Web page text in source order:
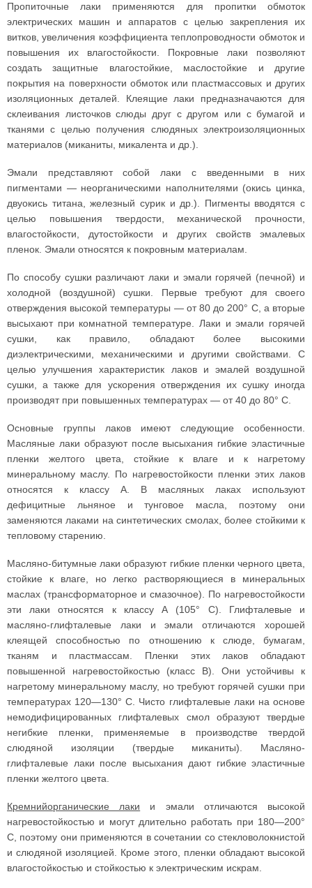
Пропиточные лаки применяются для пропитки обмоток
электрических машин и аппаратов с целью закрепления их
витков, увеличения коэффициента теплопроводности обмоток и
повышения их влагостойкости. Покровные лаки позволяют
создать защитные влагостойкие, маслостойкие и другие
покрытия на поверхности обмоток или пластмассовых и других
изоляционных деталей. Клеящие лаки предназначаются для
склеивания листочков слюды друг с другом или с бумагой и
тканями с целью получения слюдяных электроизоляционных
материалов (миканиты, микалента и др.).
Эмали представляют собой лаки с введенными в них
пигментами — неорганическими наполнителями (окись цинка,
двуокись титана, железный сурик и др.). Пигменты вводятся с
целью повышения твердости, механической прочности,
влагостойкости, дутостойкости и других свойств эмалевых
пленок. Эмали относятся к покровным материалам.
По способу сушки различают лаки и эмали горячей (печной) и
холодной (воздушной) сушки. Первые требуют для своего
отверждения высокой температуры — от 80 до 200° С, а вторые
высыхают при комнатной температуре. Лаки и эмали горячей
сушки, как правило, обладают более высокими
диэлектрическими, механическими и другими свойствами. С
целью улучшения характеристик лаков и эмалей воздушной
сушки, а также для ускорения отверждения их сушку иногда
производят при повышенных температурах — от 40 до 80° С.
Основные группы лаков имеют следующие особенности.
Масляные лаки образуют после высыхания гибкие эластичные
пленки желтого цвета, стойкие к влаге и к нагретому
минеральному маслу. По нагревостойкости пленки этих лаков
относятся к классу А. В масляных лаках используют
дефицитные льняное и тунговое масла, поэтому они
заменяются лаками на синтетических смолах, более стойкими к
тепловому старению.
Масляно-битумные лаки образуют гибкие пленки черного цвета,
стойкие к влаге, но легко растворяющиеся в минеральных
маслах (трансформаторное и смазочное). По нагревостойкости
эти лаки относятся к классу А (105° С). Глифталевые и
масляно-глифталевые лаки и эмали отличаются хорошей
клеящей способностью по отношению к слюде, бумагам,
тканям и пластмассам. Пленки этих лаков обладают
повышенной нагревостойкостью (класс В). Они устойчивы к
нагретому минеральному маслу, но требуют горячей сушки при
температурах 120—130° С. Чисто глифталевые лаки на основе
немодифицированных глифталевых смол образуют твердые
негибкие пленки, применяемые в производстве твердой
слюдяной изоляции (твердые миканиты). Масляно-
глифталевые лаки после высыхания дают гибкие эластичные
пленки желтого цвета.
Кремнийорганические лаки и эмали отличаются высокой
нагревостойкостью и могут длительно работать при 180—200°
С, поэтому они применяются в сочетании со стекловолокнистой
и слюдяной изоляцией. Кроме этого, пленки обладают высокой
влагостойкостью и стойкостью к электрическим искрам.